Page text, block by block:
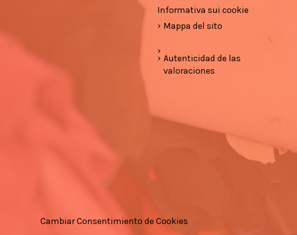
Informativa sui cookie
Mappa del sito
Autenticidad de las
valoraciones
Cambiar Consentimiento de Cookies